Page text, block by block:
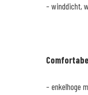
- winddicht,
- enkelhoge